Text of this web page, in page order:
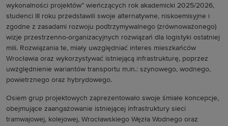
wykonalności projektów” wieńczących rok akademicki 2025/2026,
studenci III roku przedstawili swoje alternatywne, niskoemisyjne i
zgodne z zasadami rozwoju podtrzymywalnego (zrównoważonego)
wizje przestrzenno-organizacyjnych rozwiązań dla logistyki ostatniej
mili. Rozwiązania te, miały uwzględniać interes mieszkańców
Wrocławia oraz wykorzystywać istniejącą infrastrukturę, poprzez
uwzględnienie wariantów transportu m.in.: szynowego, wodnego,
powietrznego oraz hybrydowego.
Osiem grup projektowych zaprezentowało swoje śmiałe koncepcje,
obejmujące zaangażowanie istniejącej infrastruktury sieci
tramwajowej, kolejowej, Wrocławskiego Węzła Wodnego oraz